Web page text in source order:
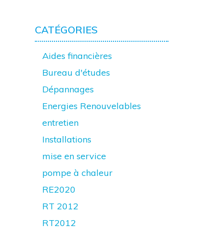
CATÉGORIES
Aides financières
Bureau d'études
Dépannages
Energies Renouvelables
entretien
Installations
mise en service
pompe à chaleur
RE2020
RT 2012
RT2012